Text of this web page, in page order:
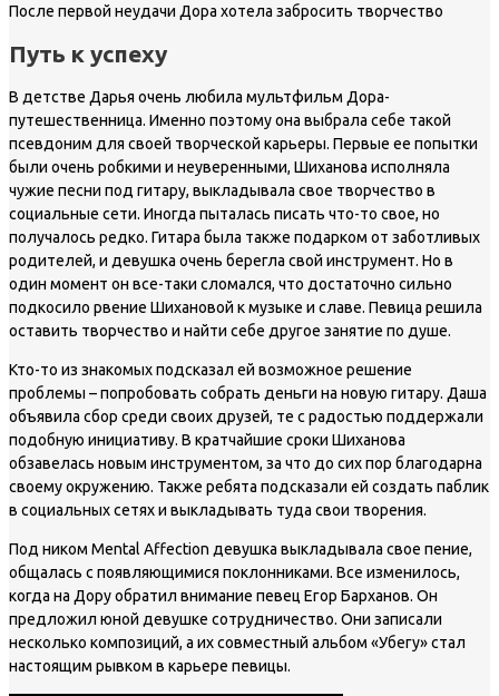
После первой неудачи Дора хотела забросить творчество
Путь к успеху
В детстве Дарья очень любила мультфильм Дора-
путешественница. Именно поэтому она выбрала себе такой
псевдоним для своей творческой карьеры. Первые ее попытки
были очень робкими и неуверенными, Шиханова исполняла
чужие песни под гитару, выкладывала свое творчество в
социальные сети. Иногда пыталась писать что-то свое, но
получалось редко. Гитара была также подарком от заботливых
родителей, и девушка очень берегла свой инструмент. Но в
один момент он все-таки сломался, что достаточно сильно
подкосило рвение Шихановой к музыке и славе. Певица решила
оставить творчество и найти себе другое занятие по душе.
Кто-то из знакомых подсказал ей возможное решение
проблемы – попробовать собрать деньги на новую гитару. Даша
объявила сбор среди своих друзей, те с радостью поддержали
подобную инициативу. В кратчайшие сроки Шиханова
обзавелась новым инструментом, за что до сих пор благодарна
своему окружению. Также ребята подсказали ей создать паблик
в социальных сетях и выкладывать туда свои творения.
Под ником Mental Affection девушка выкладывала свое пение,
общалась с появляющимися поклонниками. Все изменилось,
когда на Дору обратил внимание певец Егор Барханов. Он
предложил юной девушке сотрудничество. Они записали
несколько композиций, а их совместный альбом «Убегу» стал
настоящим рывком в карьере певицы.